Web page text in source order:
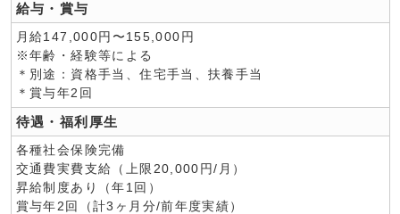
給与・賞与
月給147,000円〜155,000円
※年齢・経験等による
＊別途：資格手当、住宅手当、扶養手当
＊賞与年2回
待遇・福利厚生
各種社会保険完備
交通費実費支給（上限20,000円/月）
昇給制度あり（年1回）
賞与年2回（計3ヶ月分/前年度実績）